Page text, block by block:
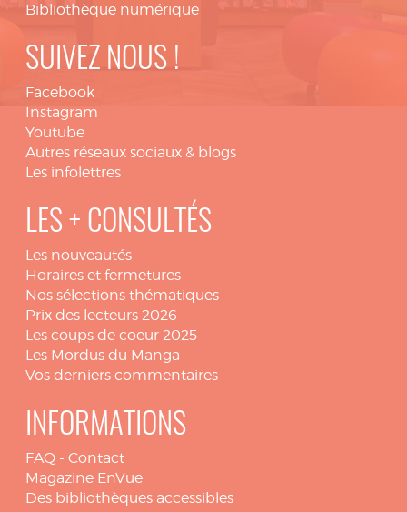
Bibliothèque numérique
SUIVEZ NOUS !
Facebook
Instagram
Youtube
Autres réseaux sociaux & blogs
Les infolettres
LES + CONSULTÉS
Les nouveautés
Horaires et fermetures
Nos sélections thématiques
Prix des lecteurs 2026
Les coups de coeur 2025
Les Mordus du Manga
Vos derniers commentaires
INFORMATIONS
FAQ - Contact
Magazine EnVue
Des bibliothèques accessibles